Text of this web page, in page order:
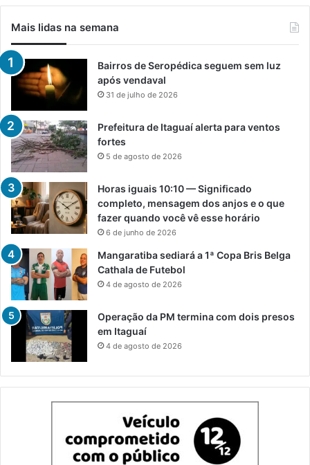
Mais lidas na semana
Bairros de Seropédica seguem sem luz
após vendaval
31 de julho de 2026
Prefeitura de Itaguaí alerta para ventos
fortes
5 de agosto de 2026
Horas iguais 10:10 — Significado
completo, mensagem dos anjos e o que
fazer quando você vê esse horário
6 de junho de 2026
Mangaratiba sediará a 1ª Copa Bris Belga
Cathala de Futebol
4 de agosto de 2026
Operação da PM termina com dois presos
em Itaguaí
4 de agosto de 2026